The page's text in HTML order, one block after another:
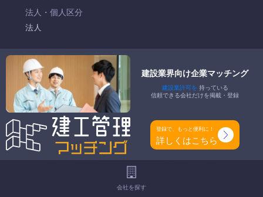
法人・個人区分
法人
許可番号
大阪府知事許可 第147096号
特定建設業
-
一般建設業
電気通信工事業
建設業界向け企業マッチング
建設業許可を 持っている
信頼できる会社だけを掲載・登録
登録で、もっと便利に！
詳しくはこちら
会社を探す